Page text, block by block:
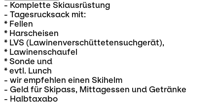
- Komplette Skiausrüstung
- Tagesrucksack mit:
* Fellen
* Harscheisen
* LVS (Lawinenverschüttetensuchgerät),
* Lawinenschaufel
* Sonde und
* evtl. Lunch
- wir empfehlen einen Skihelm
- Geld für Skipass, Mittagessen und Getränke
- Halbtaxabo